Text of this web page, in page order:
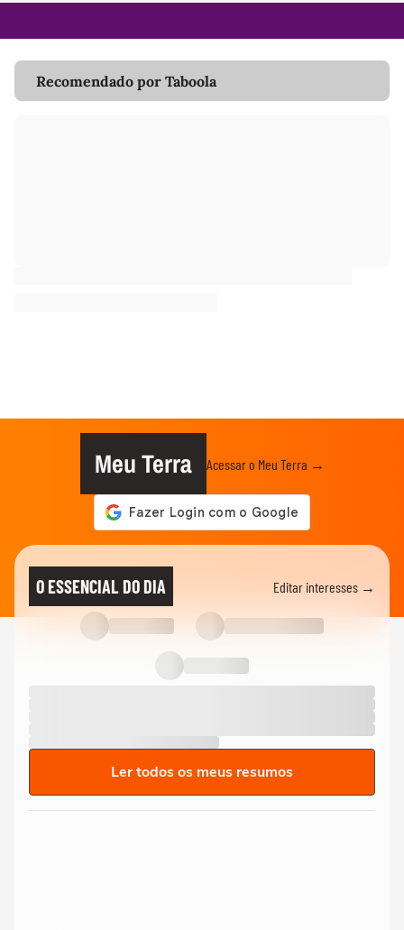
Recomendado por Taboola
Meu Terra Acessar o Meu Terra →
O ESSENCIAL DO DIA Editar interesses →
Ler todos os meus resumos